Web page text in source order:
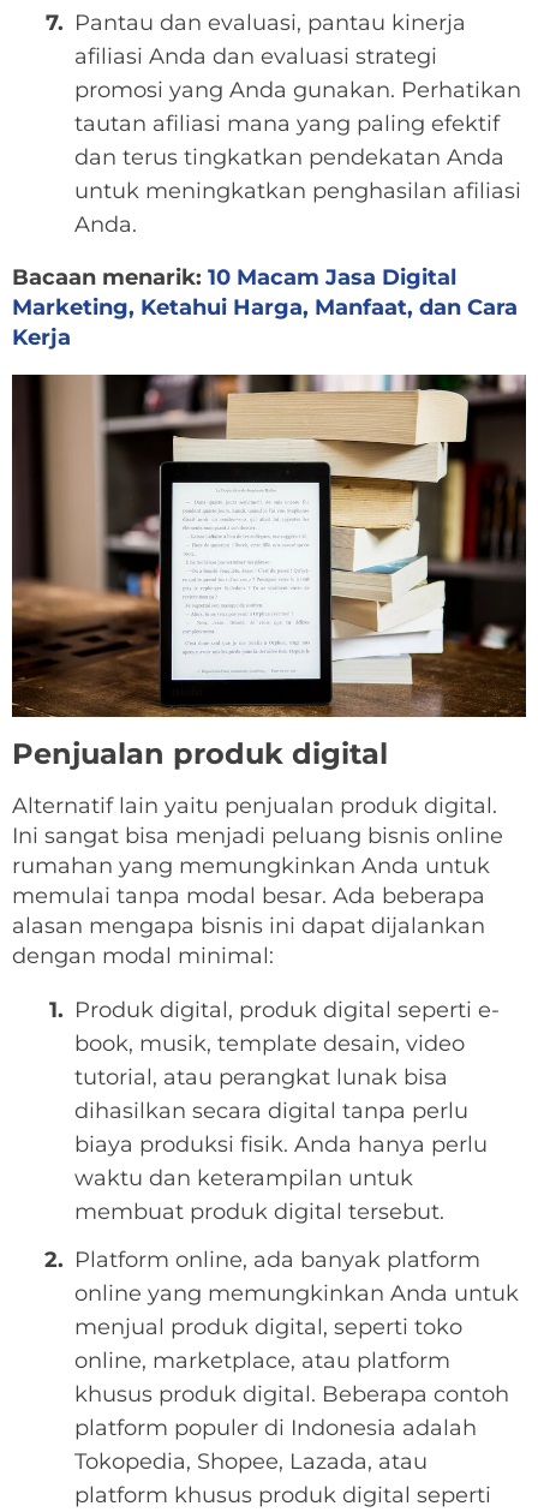
Pantau dan evaluasi, pantau kinerja
afiliasi Anda dan evaluasi strategi
promosi yang Anda gunakan. Perhatikan
tautan afiliasi mana yang paling efektif
dan terus tingkatkan pendekatan Anda
untuk meningkatkan penghasilan afiliasi
Anda.
Bacaan menarik: 10 Macam Jasa Digital
Marketing, Ketahui Harga, Manfaat, dan Cara
Kerja
Penjualan produk digital
Alternatif lain yaitu penjualan produk digital.
Ini sangat bisa menjadi peluang bisnis online
rumahan yang memungkinkan Anda untuk
memulai tanpa modal besar. Ada beberapa
alasan mengapa bisnis ini dapat dijalankan
dengan modal minimal:
Produk digital, produk digital seperti e-
book, musik, template desain, video
tutorial, atau perangkat lunak bisa
dihasilkan secara digital tanpa perlu
biaya produksi fisik. Anda hanya perlu
waktu dan keterampilan untuk
membuat produk digital tersebut.
Platform online, ada banyak platform
online yang memungkinkan Anda untuk
menjual produk digital, seperti toko
online, marketplace, atau platform
khusus produk digital. Beberapa contoh
platform populer di Indonesia adalah
Tokopedia, Shopee, Lazada, atau
platform khusus produk digital seperti